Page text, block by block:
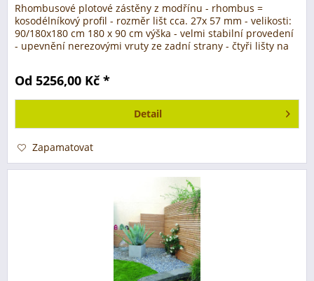
Rhombusové plotové zástěny z modřínu - rhombus =
kosodélníkový profil - rozměr lišt cca. 27x 57 mm - velikosti:
90/180x180 cm 180 x 90 cm výška - velmi stabilní provedení
- upevnění nerezovými vruty ze zadní strany - čtyři lišty na
Od 5256,00 Kč *
Detail
Zapamatovat